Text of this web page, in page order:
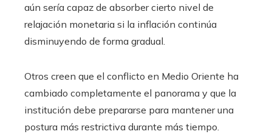
aún sería capaz de absorber cierto nivel de
relajación monetaria si la inflación continúa
disminuyendo de forma gradual.
Otros creen que el conflicto en Medio Oriente ha
cambiado completamente el panorama y que la
institución debe prepararse para mantener una
postura más restrictiva durante más tiempo.